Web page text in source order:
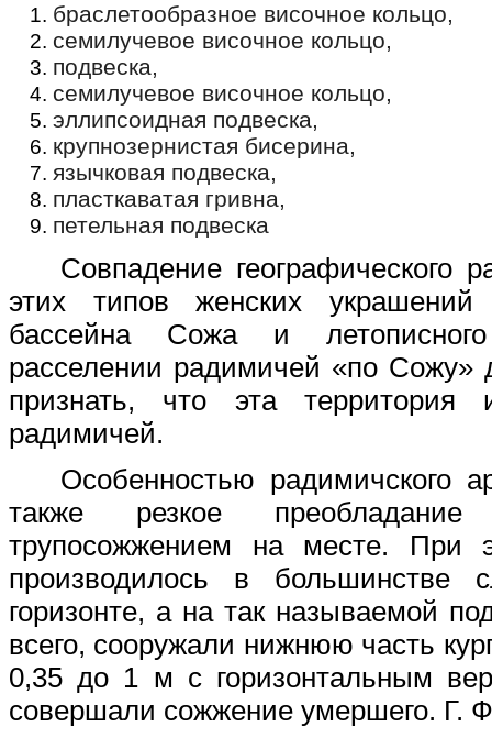
браслетообразное височное кольцо,
семилучевое височное кольцо,
подвеска,
семилучевое височное кольцо,
эллипсоидная подвеска,
крупнозернистая бисерина,
язычковая подвеска,
пласткаватая гривна,
петельная подвеска
Совпадение географического
этих типов женских украшений
бассейна Сожа и
расселении радимичей «по Сожу»
признать, что эта
радимичей.
Особенностью радимичского
также резкое
трупосожжением на месте. При
производилось в большинстве
горизонте, а на так называемой
всего, сооружали нижнюю часть
0,35 до 1 м с горизонтальным
совершали сожжение умершего. Г.